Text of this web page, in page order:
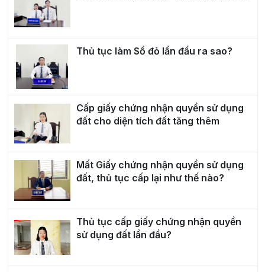
Thủ tục làm Sổ đỏ lần đầu ra sao?
Cấp giấy chứng nhận quyền sử dụng
đất cho diện tích đất tăng thêm
Mất Giấy chứng nhận quyền sử dụng
đất, thủ tục cấp lại như thế nào?
Thủ tục cấp giấy chứng nhận quyền
sử dụng đất lần đầu?